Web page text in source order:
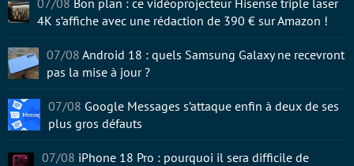
07/08 Bon plan : ce vidéoprojecteur Hisense triple laser
4K s’affiche avec une rédaction de 390 € sur Amazon !
07/08 Android 18 : quels Samsung Galaxy ne recevront
pas la mise à jour ?
07/08 Google Messages s’attaque enfin à deux de ses
plus gros défauts
07/08 iPhone 18 Pro : pourquoi il sera difficile de